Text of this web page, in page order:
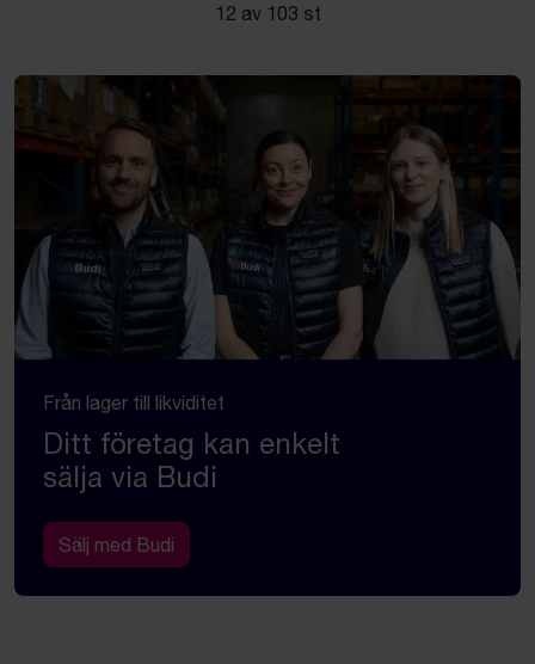
12 av 103 st
Från lager till likviditet
Ditt företag kan enkelt
sälja via Budi
Sälj med Budi